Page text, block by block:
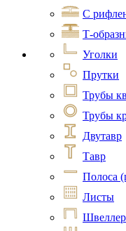
С
Т-
Уголки
Прутки
Трубы
Трубы
Двутавр
Тавр
Полоса
Листы